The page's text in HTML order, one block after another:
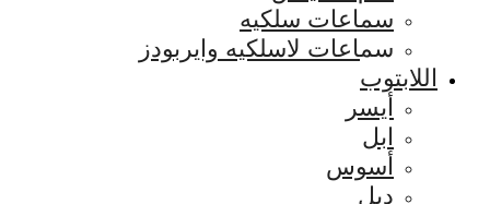
سماعات سلكيه
سماعات لاسلكيه وايربودز
اللابتوب
أيسر
ابل
أسوس
ديل